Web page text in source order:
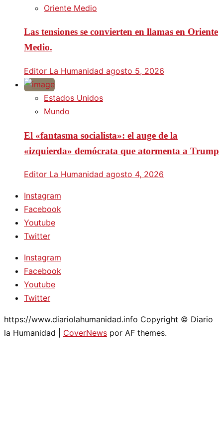
Oriente Medio
Las tensiones se convierten en llamas en Oriente
Medio.
Editor La Humanidad agosto 5, 2026
Estados Unidos
Mundo
El «fantasma socialista»: el auge de la
«izquierda» demócrata que atormenta a Trump
Editor La Humanidad agosto 4, 2026
Instagram
Facebook
Youtube
Twitter
Instagram
Facebook
Youtube
Twitter
https://www.diariolahumanidad.info Copyright © Diario
la Humanidad
CoverNews por AF themes.